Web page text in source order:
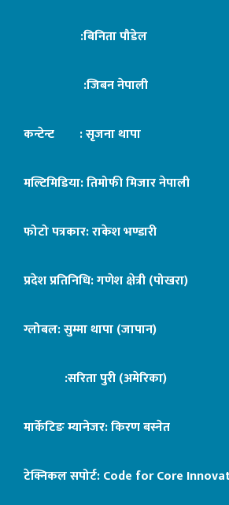
:बिनिता पौडेल
:जिबन नेपाली
कन्टेन्ट : सृजना थापा
मल्टिमिडिया: तिमोफी मिजार नेपाली
फोटो पत्रकार: राकेश भण्डारी
प्रदेश प्रतिनिधि: गणेश क्षेत्री (पोखरा)
ग्लोबल: सुम्मा थापा (जापान)
:सरिता पुरी (अमेरिका)
मार्केटिङ म्यानेजर: किरण बस्नेत
टेक्निकल सपोर्ट:Code for Core